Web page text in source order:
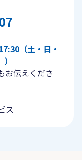
（土・日・
お伝えくださ
ス